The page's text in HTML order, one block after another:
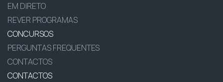
EM DIRETO
REVER PROGRAMAS
CONCURSOS
PERGUNTAS FREQUENTES
CONTACTOS
CONTACTOS